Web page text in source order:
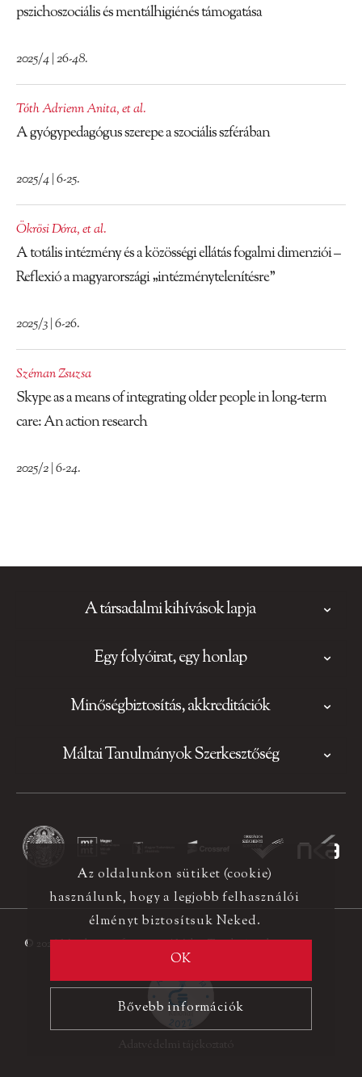
pszichoszociális és mentálhigiénés támogatása
2025/4 | 26-48.
Tóth Adrienn Anita,et al.
A gyógypedagógus szerepe a szociális szférában
2025/4 | 6-25.
Ökrösi Dóra,et al.
A totális intézmény és a közösségi ellátás fogalmi dimenziói –
Reflexió a magyarországi „intézménytelenítésre”
2025/3 | 6-26.
Széman Zsuzsa
Skype as a means of integrating older people in long-term
care: An action research
2025/2 | 6-24.
A társadalmi kihívások lapja
Egy folyóirat, egy honlap
Minőségbiztosítás, akkreditációk
Máltai Tanulmányok Szerkesztőség
© 2026 Minden jog fenntartva! Máltai Tanulmányok
Az oldalunkon sütiket (cookie)
használunk, hogy a legjobb felhasználói
élményt biztosítsuk Neked.
OK
Bővebb információk